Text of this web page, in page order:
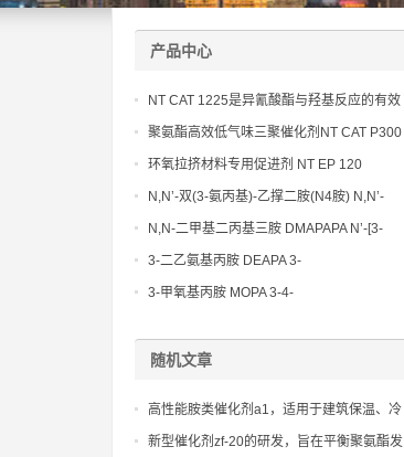
产品中心
NT CAT 1225是异氰酸酯与羟基反应的有效
催化剂
聚氨酯高效低气味三聚催化剂NT CAT P300
环氧拉挤材料专用促进剂 NT EP 120
N,N’-双(3-氨丙基)-乙撑二胺(N4胺) N,N’-
Bis(3-aminopropyl)-ethylenediamine CAS
No10563-26-5
N,N-二甲基二丙基三胺 DMAPAPA N’-[3-
(dimethylamino)propyllpropane-1,3-
diamine CAS No10563-29-8
3-二乙氨基丙胺 DEAPA 3-
(Diethylamino)propylamine CAS No 104-
3-甲氧基丙胺 MOPA 3-4-
随机文章
高性能胺类催化剂a1，适用于建筑保温、冷
藏设备和夹心板
新型催化剂zf-20的研发，旨在平衡聚氨酯发